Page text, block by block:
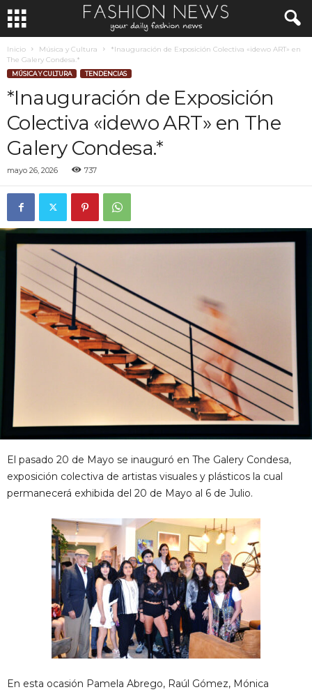
Inicio Música y Cultura
*Inauguración de Exposición Colectiva «idewo ART» en
The Galery Condesa.*
MÚSICA Y CULTURA TENDENCIAS
*Inauguración de Exposición
Colectiva «idewo ART» en The
Galery Condesa.*
mayo 26, 2026 737
El pasado 20 de Mayo se inauguró en The Galery Condesa,
exposición colectiva de artistas visuales y plásticos la cual
permanecerá exhibida del 20 de Mayo al 6 de Julio.
En esta ocasión Pamela Abrego, Raúl Gómez, Mónica